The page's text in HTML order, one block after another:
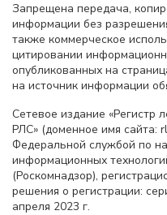
Запрещена передача,
информации без
также коммерческое
цитировании
опубликованных на
на источник информации
Сетевое издание «Регистр
РЛС» (доменное имя сайта:
Федеральной службой по
информационных
(Роскомнадзор),
решения о регистрации:
апреля 2023 г.